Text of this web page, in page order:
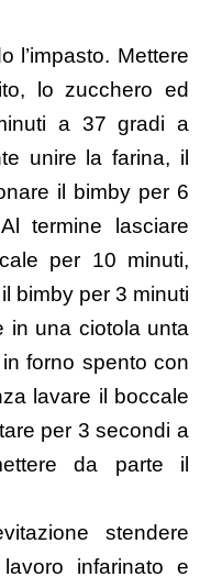
l’impasto. Mettere
lo zucchero ed
a 37 gradi a
unire la farina, il
il bimby per 6
termine lasciare
per 10 minuti,
bimby per 3 minuti
in una ciotola unta
forno spento con
lavare il boccale
per 3 secondi a
da parte il
stendere
infarinato e